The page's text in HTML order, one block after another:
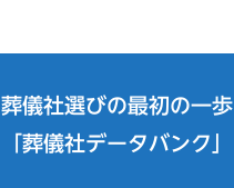
葬儀社選びの最初の一歩
「葬儀社データバンク」